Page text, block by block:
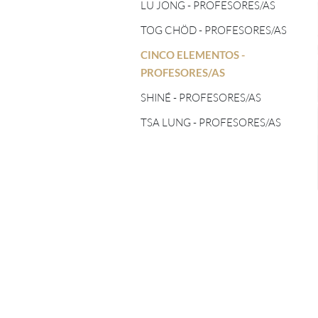
CINCO ELEMENTOS -
PROFESORES/AS
SHINÉ - PROFESORES/AS
LU JONG - PROFESORES/AS
TOG CHÖD - PROFESORES/AS
CINCO ELEMENTOS -
PROFESORES/AS
SHINÉ - PROFESORES/AS
TSA LUNG - PROFESORES/AS